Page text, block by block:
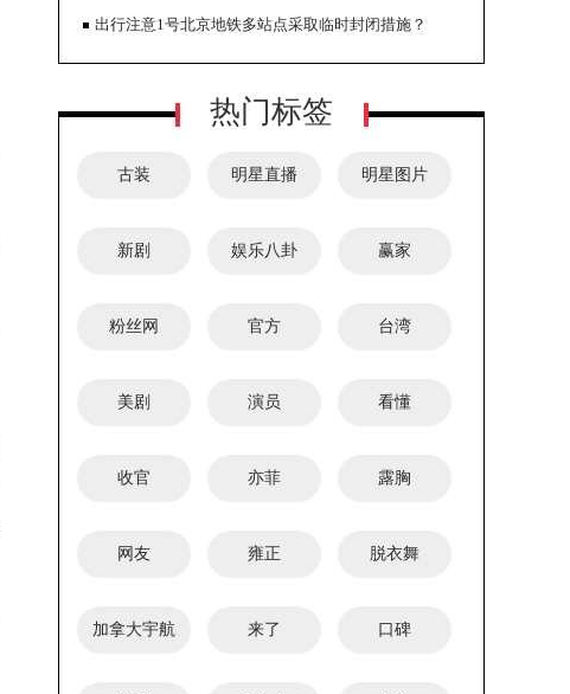
务服务平台
美团回应取消支付宝支付：淘宝为什
出行注意1号北京地铁多站点采取临时封闭措施？
热门标签
古装 明星直播 明星图片
新剧 娱乐八卦 赢家
粉丝网 官方 台湾
美剧 演员 看懂
收官 亦菲 露胸
网友 雍正 脱衣舞
加拿大宇航 来了 口碑